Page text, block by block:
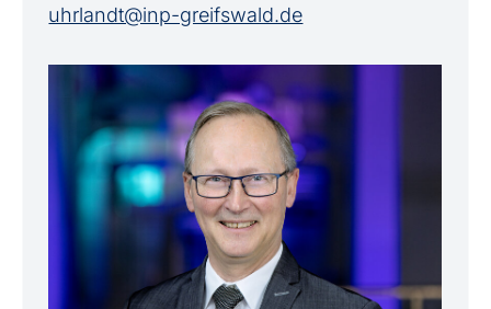
uhrlandt@inp-greifswald.de